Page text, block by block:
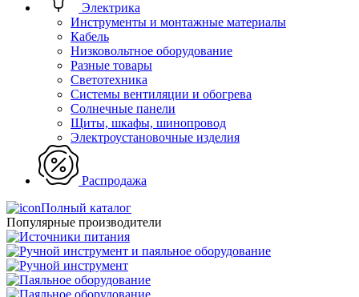
Электрика
Инструменты и монтажные материалы
Кабель
Низковольтное оборудование
Разные товары
Светотехника
Системы вентиляции и обогрева
Солнечные панели
Щиты, шкафы, шинопровод
Электроустановочные изделия
Распродажа
Полный каталог
Популярные производители